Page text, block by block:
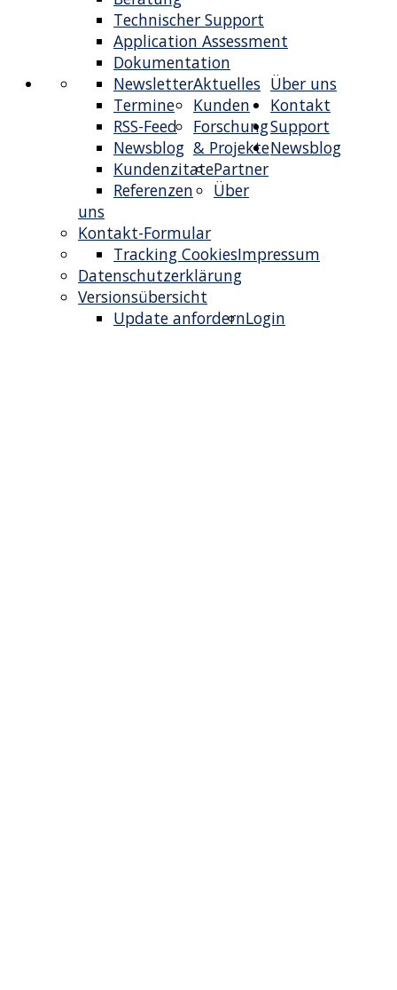
Technischer Support
Application Assessment
Dokumentation
Über uns
Aktuelles
Newsletter
Termine
RSS-Feed
Newsblog
Kunden
Kundenzitate
Referenzen
Forschung
& Projekte
Partner
Über
uns
Kontakt
Kontakt-Formular
Impressum
Tracking Cookies
Datenschutzerklärung
Support
Versionsübersicht
Update anfordernLogin
Newsblog